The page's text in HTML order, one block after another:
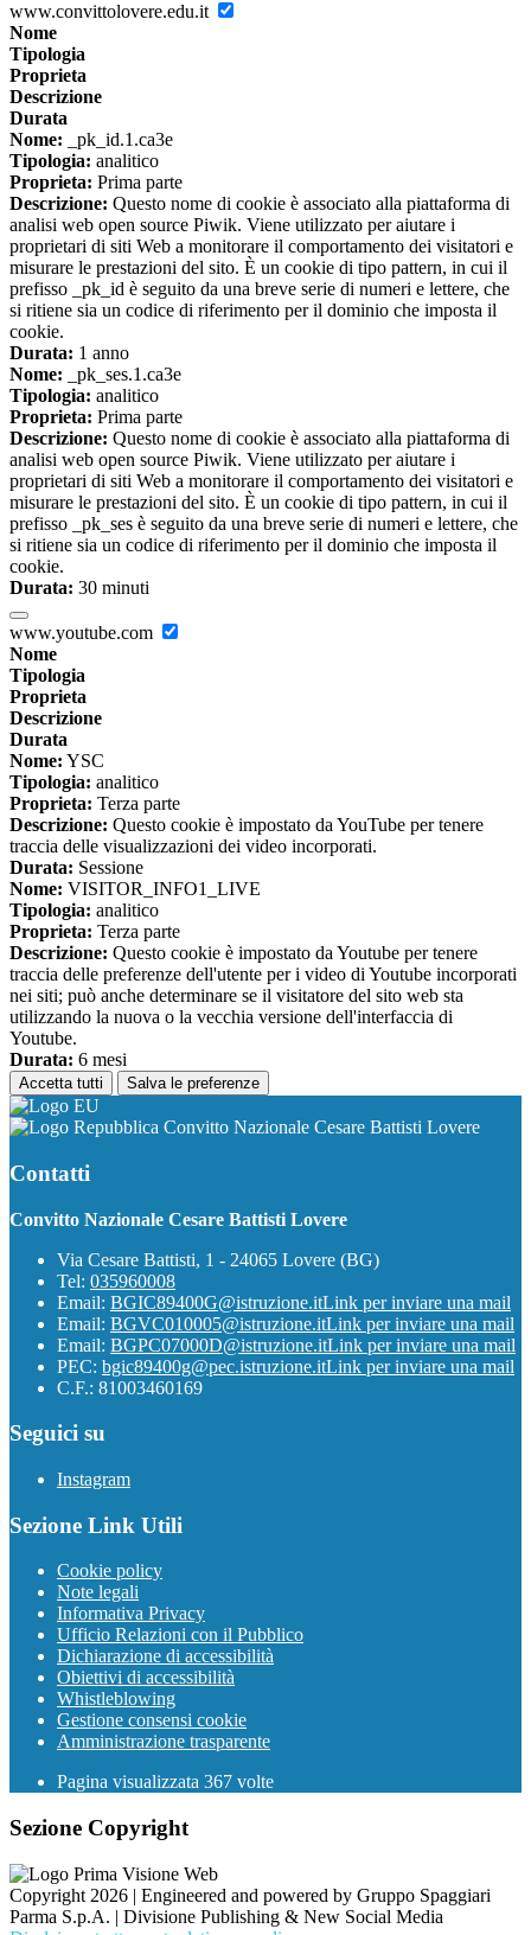
www.convittolovere.edu.it
Nome
Tipologia
Proprieta
Descrizione
Durata
Nome: _pk_id.1.ca3e
Tipologia: analitico
Proprieta: Prima parte
Descrizione: Questo nome di cookie è associato alla piattaforma di
analisi web open source Piwik. Viene utilizzato per aiutare i
proprietari di siti Web a monitorare il comportamento dei visitatori e
misurare le prestazioni del sito. È un cookie di tipo pattern, in cui il
prefisso _pk_id è seguito da una breve serie di numeri e lettere, che
si ritiene sia un codice di riferimento per il dominio che imposta il
cookie.
Durata: 1 anno
Nome: _pk_ses.1.ca3e
Tipologia: analitico
Proprieta: Prima parte
Descrizione: Questo nome di cookie è associato alla piattaforma di
analisi web open source Piwik. Viene utilizzato per aiutare i
proprietari di siti Web a monitorare il comportamento dei visitatori e
misurare le prestazioni del sito. È un cookie di tipo pattern, in cui il
prefisso _pk_ses è seguito da una breve serie di numeri e lettere, che
si ritiene sia un codice di riferimento per il dominio che imposta il
cookie.
Durata: 30 minuti
www.youtube.com
Nome
Tipologia
Proprieta
Descrizione
Durata
Nome: YSC
Tipologia: analitico
Proprieta: Terza parte
Descrizione: Questo cookie è impostato da YouTube per tenere
traccia delle visualizzazioni dei video incorporati.
Durata: Sessione
Nome: VISITOR_INFO1_LIVE
Tipologia: analitico
Proprieta: Terza parte
Descrizione: Questo cookie è impostato da Youtube per tenere
traccia delle preferenze dell'utente per i video di Youtube incorporati
nei siti; può anche determinare se il visitatore del sito web sta
utilizzando la nuova o la vecchia versione dell'interfaccia di
Youtube.
Durata: 6 mesi
Accetta tutti Salva le preferenze
Convitto Nazionale Cesare Battisti Lovere
Contatti
Convitto Nazionale Cesare Battisti Lovere
Via Cesare Battisti, 1 - 24065 Lovere (BG)
Tel: 035960008
Email: BGIC89400G@istruzione.itLink per inviare una mail
Email: BGVC010005@istruzione.itLink per inviare una mail
Email: BGPC07000D@istruzione.itLink per inviare una mail
PEC: bgic89400g@pec.istruzione.itLink per inviare una mail
C.F.: 81003460169
Seguici su
Instagram
Sezione Link Utili
Cookie policy
Note legali
Informativa Privacy
Ufficio Relazioni con il Pubblico
Dichiarazione di accessibilità
Obiettivi di accessibilità
Whistleblowing
Gestione consensi cookie
Amministrazione trasparente
Pagina visualizzata 367 volte
Sezione Copyright
Copyright 2026 | Engineered and powered by Gruppo Spaggiari
Parma S.p.A. | Divisione Publishing & New Social Media